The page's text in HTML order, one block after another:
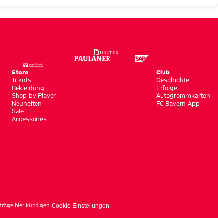
Store
Trikots
Bekleidung
Shop by Player
Neuheiten
Sale
Accessoires
Club
Geschichte
Erfolge
Autogrammkarten
FC Bayern App
hier kündigen Cookie-Einstellungen